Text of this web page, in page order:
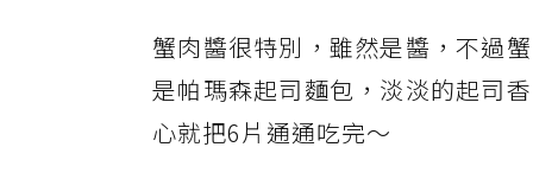
蟹肉醬很特別，雖然是醬，不過
是帕瑪森起司麵包，淡淡的起司
心就把6片通通吃完～